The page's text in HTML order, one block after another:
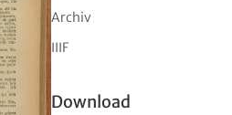
Archiv
IIIF
Download